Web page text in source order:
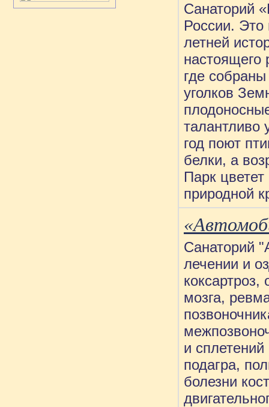
Санаторий
России. Это
летней
настоящего
где
уголков
талантливо
год поют
белки, а
Парк
природной
Санаторий
лечении и
коксартроз,
мозга,
и
подагра,
болезни